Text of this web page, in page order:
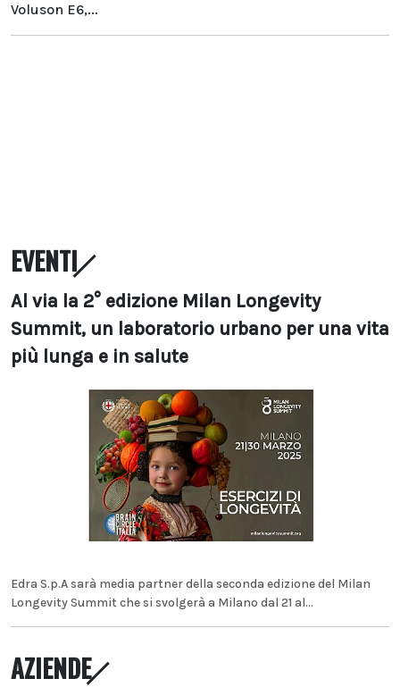
Voluson E6,...
EVENTI
Al via la 2° edizione Milan Longevity
Summit, un laboratorio urbano per una vita
più lunga e in salute
Edra S.p.A sarà media partner della seconda edizione del Milan
Longevity Summit che si svolgerà a Milano dal 21 al...
AZIENDE